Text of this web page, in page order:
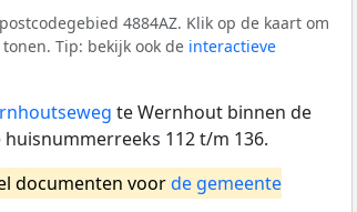
4884AZ. Klik op de kaart om
Tip: bekijk ook de interactieve
te Wernhout binnen de
112 t/m 136.
documenten voorde gemeente